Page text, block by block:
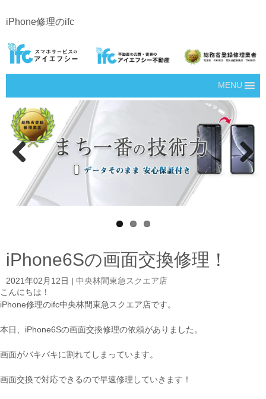
iPhone修理のifc
MENU
Next
iPhone6Sの画面交換修理！
2021年02月12日
中央林間東急スクエア店
こんにちは！
iPhone修理のifc中央林間東急スクエア店です。
本日、iPhone6Sの画面交換修理の依頼がありました。
画面がバキバキに割れてしまっています。
画面交換で対応できるので早速修理していきます！